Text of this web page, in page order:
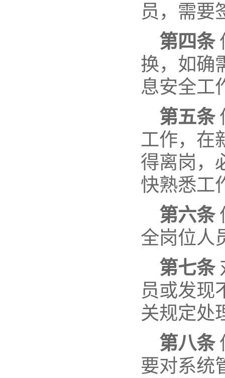
员，需要
第四条
换，如确
息安全工
第五条
工作，在
得离岗，
快熟悉工
第六条
全岗位人
第七条
员或发现
关规定处
第八条
要对系统